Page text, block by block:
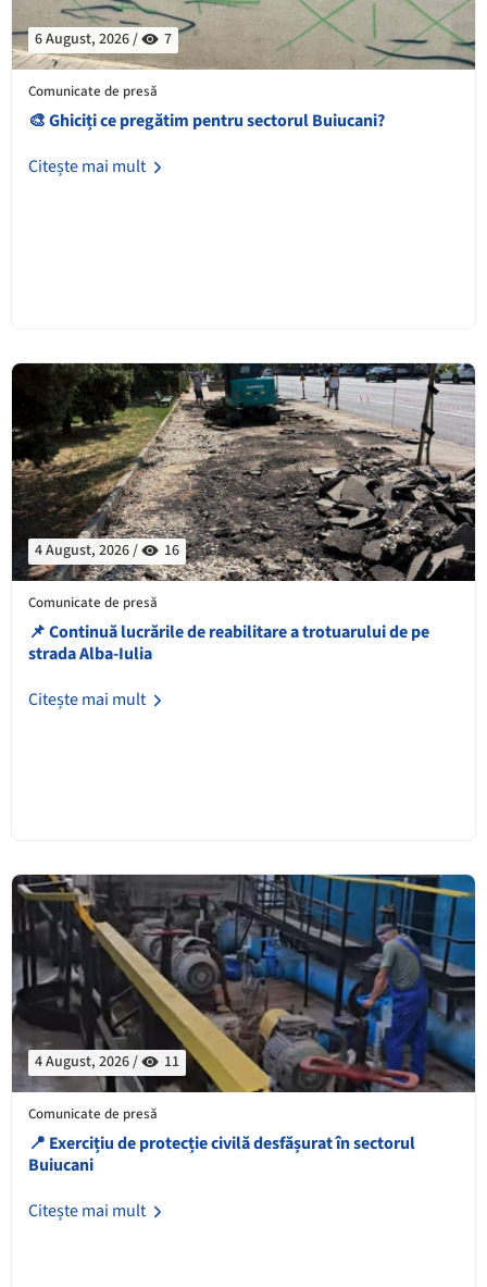
6 August, 2026 / 7
Comunicate de presă
🎨 Ghiciți ce pregătim pentru sectorul Buiucani?
Citește mai mult
4 August, 2026 / 16
Comunicate de presă
📌 Continuă lucrările de reabilitare a trotuarului de pe
strada Alba-Iulia
Citește mai mult
4 August, 2026 / 11
Comunicate de presă
📍 Exercițiu de protecție civilă desfășurat în sectorul
Buiucani
Citește mai mult